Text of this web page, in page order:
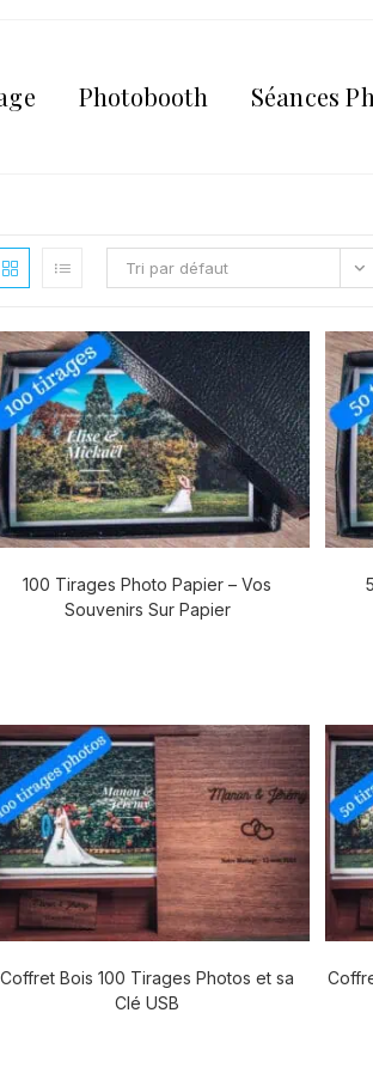
Photobooth Séances
Tri par défaut
100 Tirages Photo Papier – Vos
Souvenirs Sur Papier
Coffret Bois 100 Tirages Photos et sa
Clé USB